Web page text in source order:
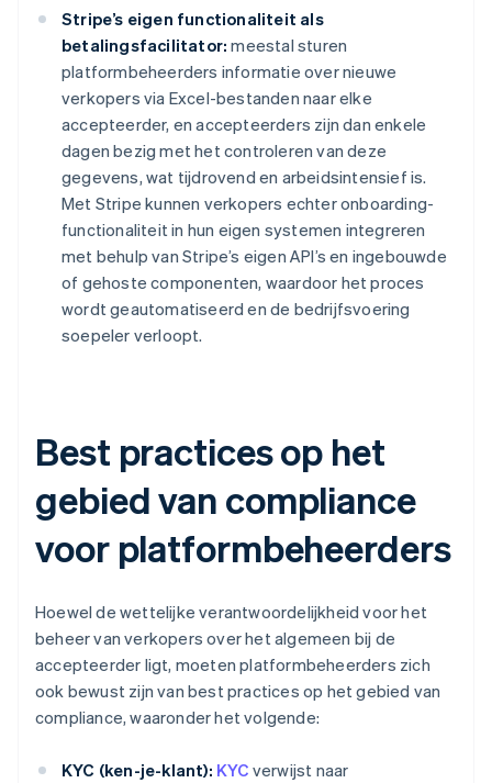
Stripe’s eigen functionaliteit als
betalingsfacilitator: meestal sturen
platformbeheerders informatie over nieuwe
verkopers via Excel-bestanden naar elke
accepteerder, en accepteerders zijn dan enkele
dagen bezig met het controleren van deze
gegevens, wat tijdrovend en arbeidsintensief is.
Met Stripe kunnen verkopers echter onboarding-
functionaliteit in hun eigen systemen integreren
met behulp van Stripe’s eigen API’s en ingebouwde
of gehoste componenten, waardoor het proces
wordt geautomatiseerd en de bedrijfsvoering
soepeler verloopt.
Best practices op het
gebied van compliance
voor platformbeheerders
Hoewel de wettelijke verantwoordelijkheid voor het
beheer van verkopers over het algemeen bij de
accepteerder ligt, moeten platformbeheerders zich
ook bewust zijn van best practices op het gebied van
compliance, waaronder het volgende:
KYC (ken-je-klant): KYC verwijst naar